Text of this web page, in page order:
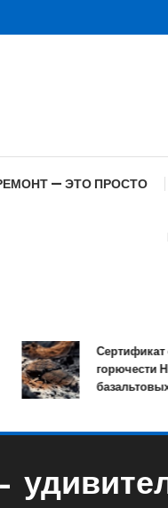
— ЭТО ПРОСТО
Сертификат
горючести НГ
базальтовых